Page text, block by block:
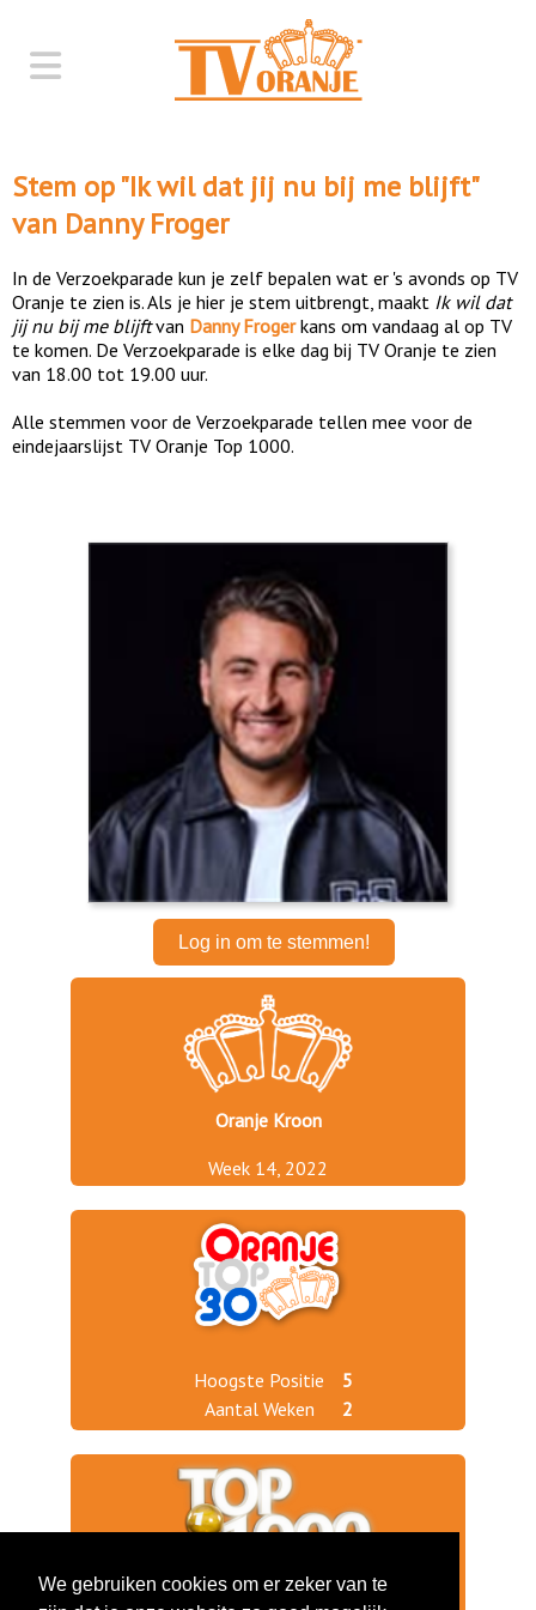
Stem op "Ik wil dat jij nu bij me blijft"
van Danny Froger
In de Verzoekparade kun je zelf bepalen wat er 's avonds op TV
Oranje te zien is. Als je hier je stem uitbrengt, maakt Ik wil dat
jij nu bij me blijftvan Danny Frogerkans om vandaag al op TV
te komen. De Verzoekparade is elke dag bij TV Oranje te zien
van 18.00 tot 19.00 uur.
Alle stemmen voor de Verzoekparade tellen mee voor de
eindejaarslijst TV Oranje Top 1000.
Log in om te stemmen!
Oranje Kroon
Week 14, 2022
Hoogste Positie
5
Aantal Weken
2
We gebruiken cookies om er zeker van te